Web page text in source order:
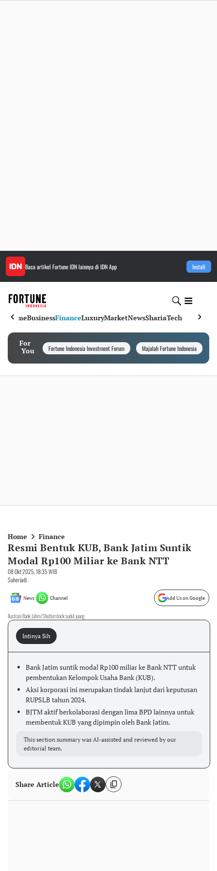
Baca artikel Fortune IDNlainnya di IDN App Install
HomeBusinessFinanceLuxuryMarketNewsShariaTech
For
You
Fortune Indonesia Investment Forum Majalah Fortune Indonesia
Home Finance
Resmi Bentuk KUB, Bank Jatim Suntik
Modal Rp100 Miliar ke Bank NTT
08 Okt 2025, 18:35 WIB
Suheriadi .
News Channel Add Us on Google
Ilustrasi Bank Jatim/Shutterstock sudut juang
Intinya Sih
Bank Jatim suntik modal Rp100 miliar ke Bank NTT untuk
pembentukan Kelompok Usaha Bank (KUB).
Aksi korporasi ini merupakan tindak lanjut dari keputusan
RUPSLB tahun 2024.
BJTM aktif berkolaborasi dengan lima BPD lainnya untuk
membentuk KUB yang dipimpin oleh Bank Jatim.
This section summary was AI-assisted and reviewed by our
editorial team.
Share Article